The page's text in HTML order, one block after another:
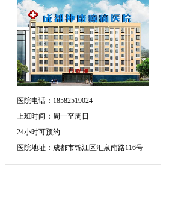
医院电话：18582519024
上班时间：周一至周日
24小时可预约
医院地址：成都市锦江区汇泉南路116号